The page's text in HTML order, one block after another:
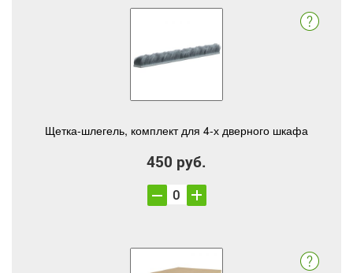
Щетка-шлегель, комплект для 4-х дверного шкафа
450 руб.